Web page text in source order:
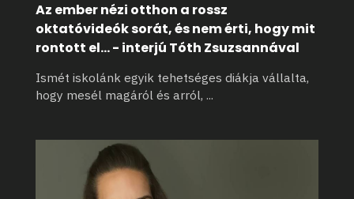
Az ember nézi otthon a rossz
oktatóvideók sorát, és nem érti, hogy mit
rontott el... - interjú Tóth Zsuzsannával
Ismét iskolánk egyik tehetséges diákja vállalta,
hogy mesél magáról és arról, ...